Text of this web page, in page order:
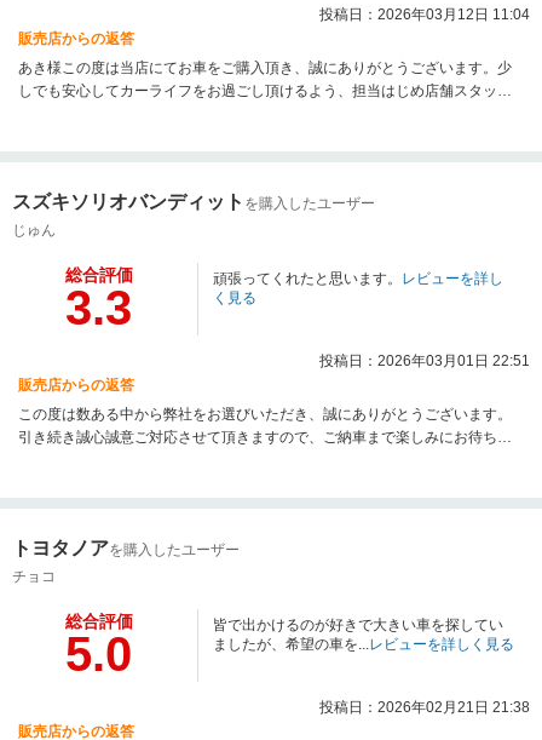
投稿日：2026年03月12日 11:04
販売店からの返答
あき様この度は当店にてお車をご購入頂き、誠にありがとうございます。少
しでも安心してカーライフをお過ごし頂けるよう、担当はじめ店舗スタッフ
スズキソリオバンディット を購入したユーザー
じゅん
総合評価
3.3
頑張ってくれたと思います。 レビューを詳し
く見る
投稿日：2026年03月01日 22:51
販売店からの返答
この度は数ある中から弊社をお選びいただき、誠にありがとうございます。
引き続き誠心誠意ご対応させて頂きますので、ご納車まで楽しみにお待ちく
トヨタノアを購入したユーザー
チョコ
総合評価
5.0
皆で出かけるのが好きで大きい車を探してい
ましたが、希望の車を...レビューを詳しく見る
投稿日：2026年02月21日 21:38
販売店からの返答